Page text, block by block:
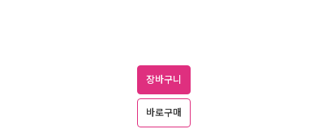
장바구니
바로구매